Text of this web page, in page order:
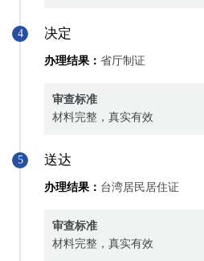
4 决定
办理结果： 省厅制证
审查标准
材料完整，真实有效
5 送达
办理结果： 台湾居民居住证
审查标准
材料完整，真实有效